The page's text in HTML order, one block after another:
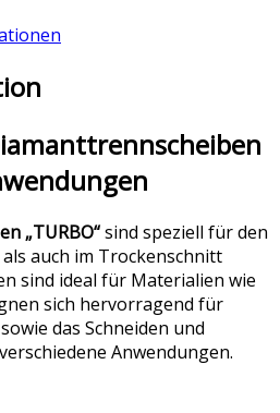
„TURBO“sind speziell für den
auch im Trockenschnitt
sind ideal für Materialien wie
sich hervorragend für
das Schneiden und
Anwendungen.